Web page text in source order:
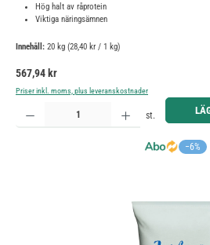
Hög halt av råprotein
Viktiga näringsämnen
Innehåll: 20 kg (28,40 kr / 1 kg)
Ordinarie pris:
567,94 kr
Priser inkl. moms, plus leveranskostnader
−6%
Produktkvantitet: Ange önskat belopp eller använd
st.